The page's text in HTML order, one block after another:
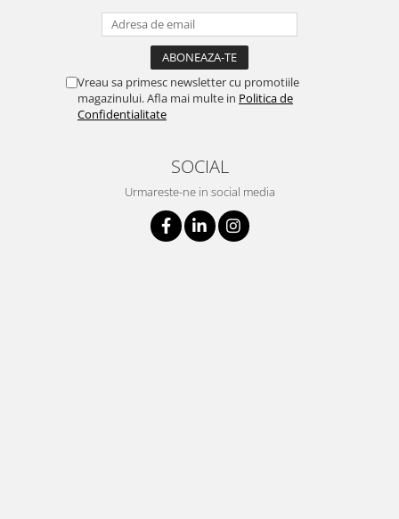
Vreau sa primesc newsletter cu promotiile
magazinului. Afla mai multe in Politica de
Confidentialitate
SOCIAL
Urmareste-ne in social media